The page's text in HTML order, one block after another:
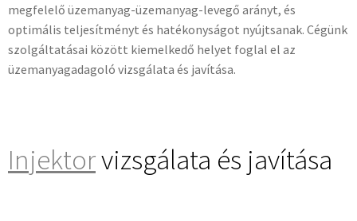
megfelelő üzemanyag-üzemanyag-levegő arányt, és
optimális teljesítményt és hatékonyságot nyújtsanak. Cégünk
szolgáltatásai között kiemelkedő helyet foglal el az
üzemanyagadagoló vizsgálata és javítása.
Injektorvizsgálata és javítása